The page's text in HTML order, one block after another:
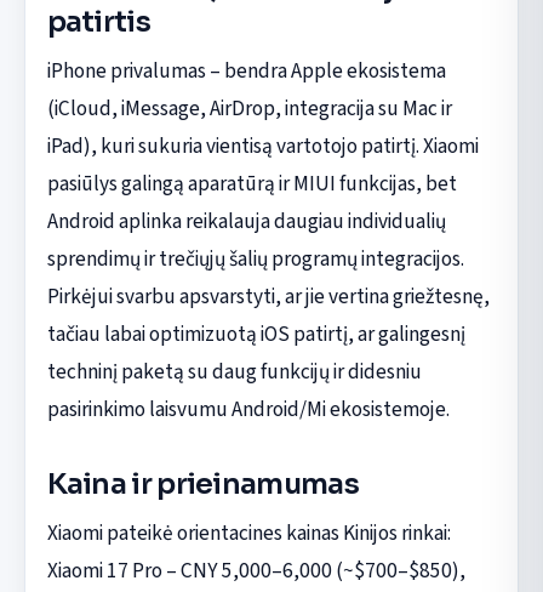
patirtis
iPhone privalumas – bendra Apple ekosistema
(iCloud, iMessage, AirDrop, integracija su Mac ir
iPad), kuri sukuria vientisą vartotojo patirtį. Xiaomi
pasiūlys galingą aparatūrą ir MIUI funkcijas, bet
Android aplinka reikalauja daugiau individualių
sprendimų ir trečiųjų šalių programų integracijos.
Pirkėjui svarbu apsvarstyti, ar jie vertina griežtesnę,
tačiau labai optimizuotą iOS patirtį, ar galingesnį
techninį paketą su daug funkcijų ir didesniu
pasirinkimo laisvumu Android/Mi ekosistemoje.
Kaina ir prieinamumas
Xiaomi pateikė orientacines kainas Kinijos rinkai:
Xiaomi 17 Pro – CNY 5,000–6,000 (~$700–$850),